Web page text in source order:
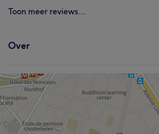
Toon meer reviews...
Over